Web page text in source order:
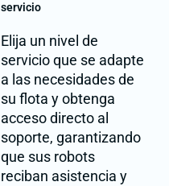
servicio
Elija un nivel de
servicio que se adapte
a las necesidades de
su flota y obtenga
acceso directo al
soporte, garantizando
que sus robots
reciban asistencia y